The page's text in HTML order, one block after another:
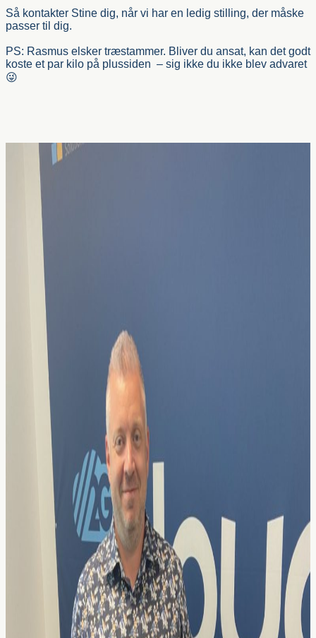
Så kontakter Stine dig, når vi har en ledig stilling, der måske
passer til dig.
PS: Rasmus elsker træstammer. Bliver du ansat, kan det godt
koste et par kilo på plussiden – sig ikke du ikke blev advaret
😜